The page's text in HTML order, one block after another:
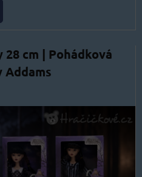
28 cm | Pohádková
Addams